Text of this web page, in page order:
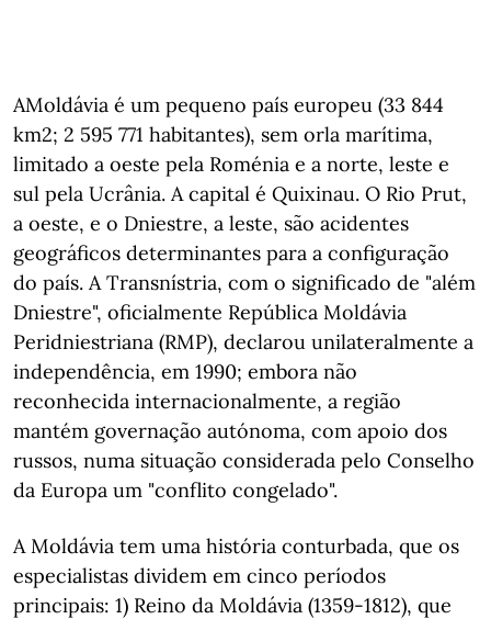
AMoldávia é um pequeno país europeu (33 844
km2; 2 595 771 habitantes), sem orla marítima,
limitado a oeste pela Roménia e a norte, leste e
sul pela Ucrânia. A capital é Quixinau. O Rio Prut,
a oeste, e o Dniestre, a leste, são acidentes
geográficos determinantes para a configuração
do país. A Transnístria, com o significado de "além
Dniestre", oficialmente República Moldávia
Peridniestriana (RMP), declarou unilateralmente a
independência, em 1990; embora não
reconhecida internacionalmente, a região
mantém governação autónoma, com apoio dos
russos, numa situação considerada pelo Conselho
da Europa um "conflito congelado".
A Moldávia tem uma história conturbada, que os
especialistas dividem em cinco períodos
principais: 1) Reino da Moldávia (1359-1812), que